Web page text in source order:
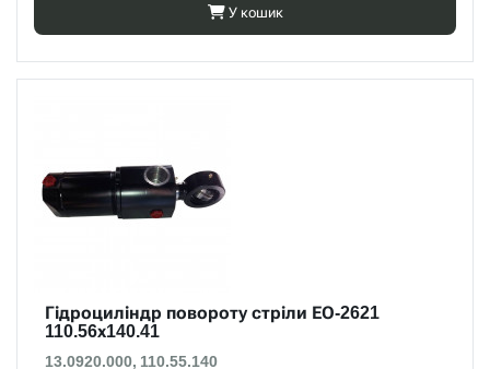
У кошик
Гідроциліндр повороту стріли ЕО-2621
110.56х140.41
13.0920.000, 110.55.140